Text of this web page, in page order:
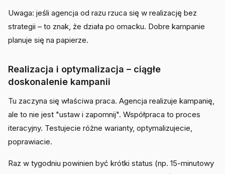
Uwaga: jeśli agencja od razu rzuca się w realizację bez
strategii – to znak, że działa po omacku. Dobre kampanie
planuje się na papierze.
Realizacja i optymalizacja – ciągłe
doskonalenie kampanii
Tu zaczyna się właściwa praca. Agencja realizuje kampanię,
ale to nie jest "ustaw i zapomnij". Współpraca to proces
iteracyjny. Testujecie różne warianty, optymalizujecie,
poprawiacie.
Raz w tygodniu powinien być krótki status (np. 15-minutowy